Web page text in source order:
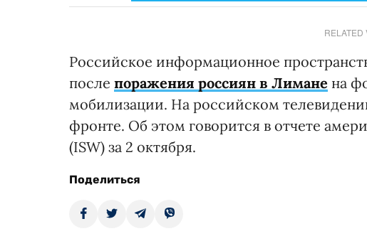
RELATED
Российское информационное
после поражения россиян в Лимане на
мобилизации. На российском
фронте. Об этом говорится в отчете
(ISW) за 2 октября.
Поделиться